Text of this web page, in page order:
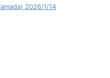
2026/1/14